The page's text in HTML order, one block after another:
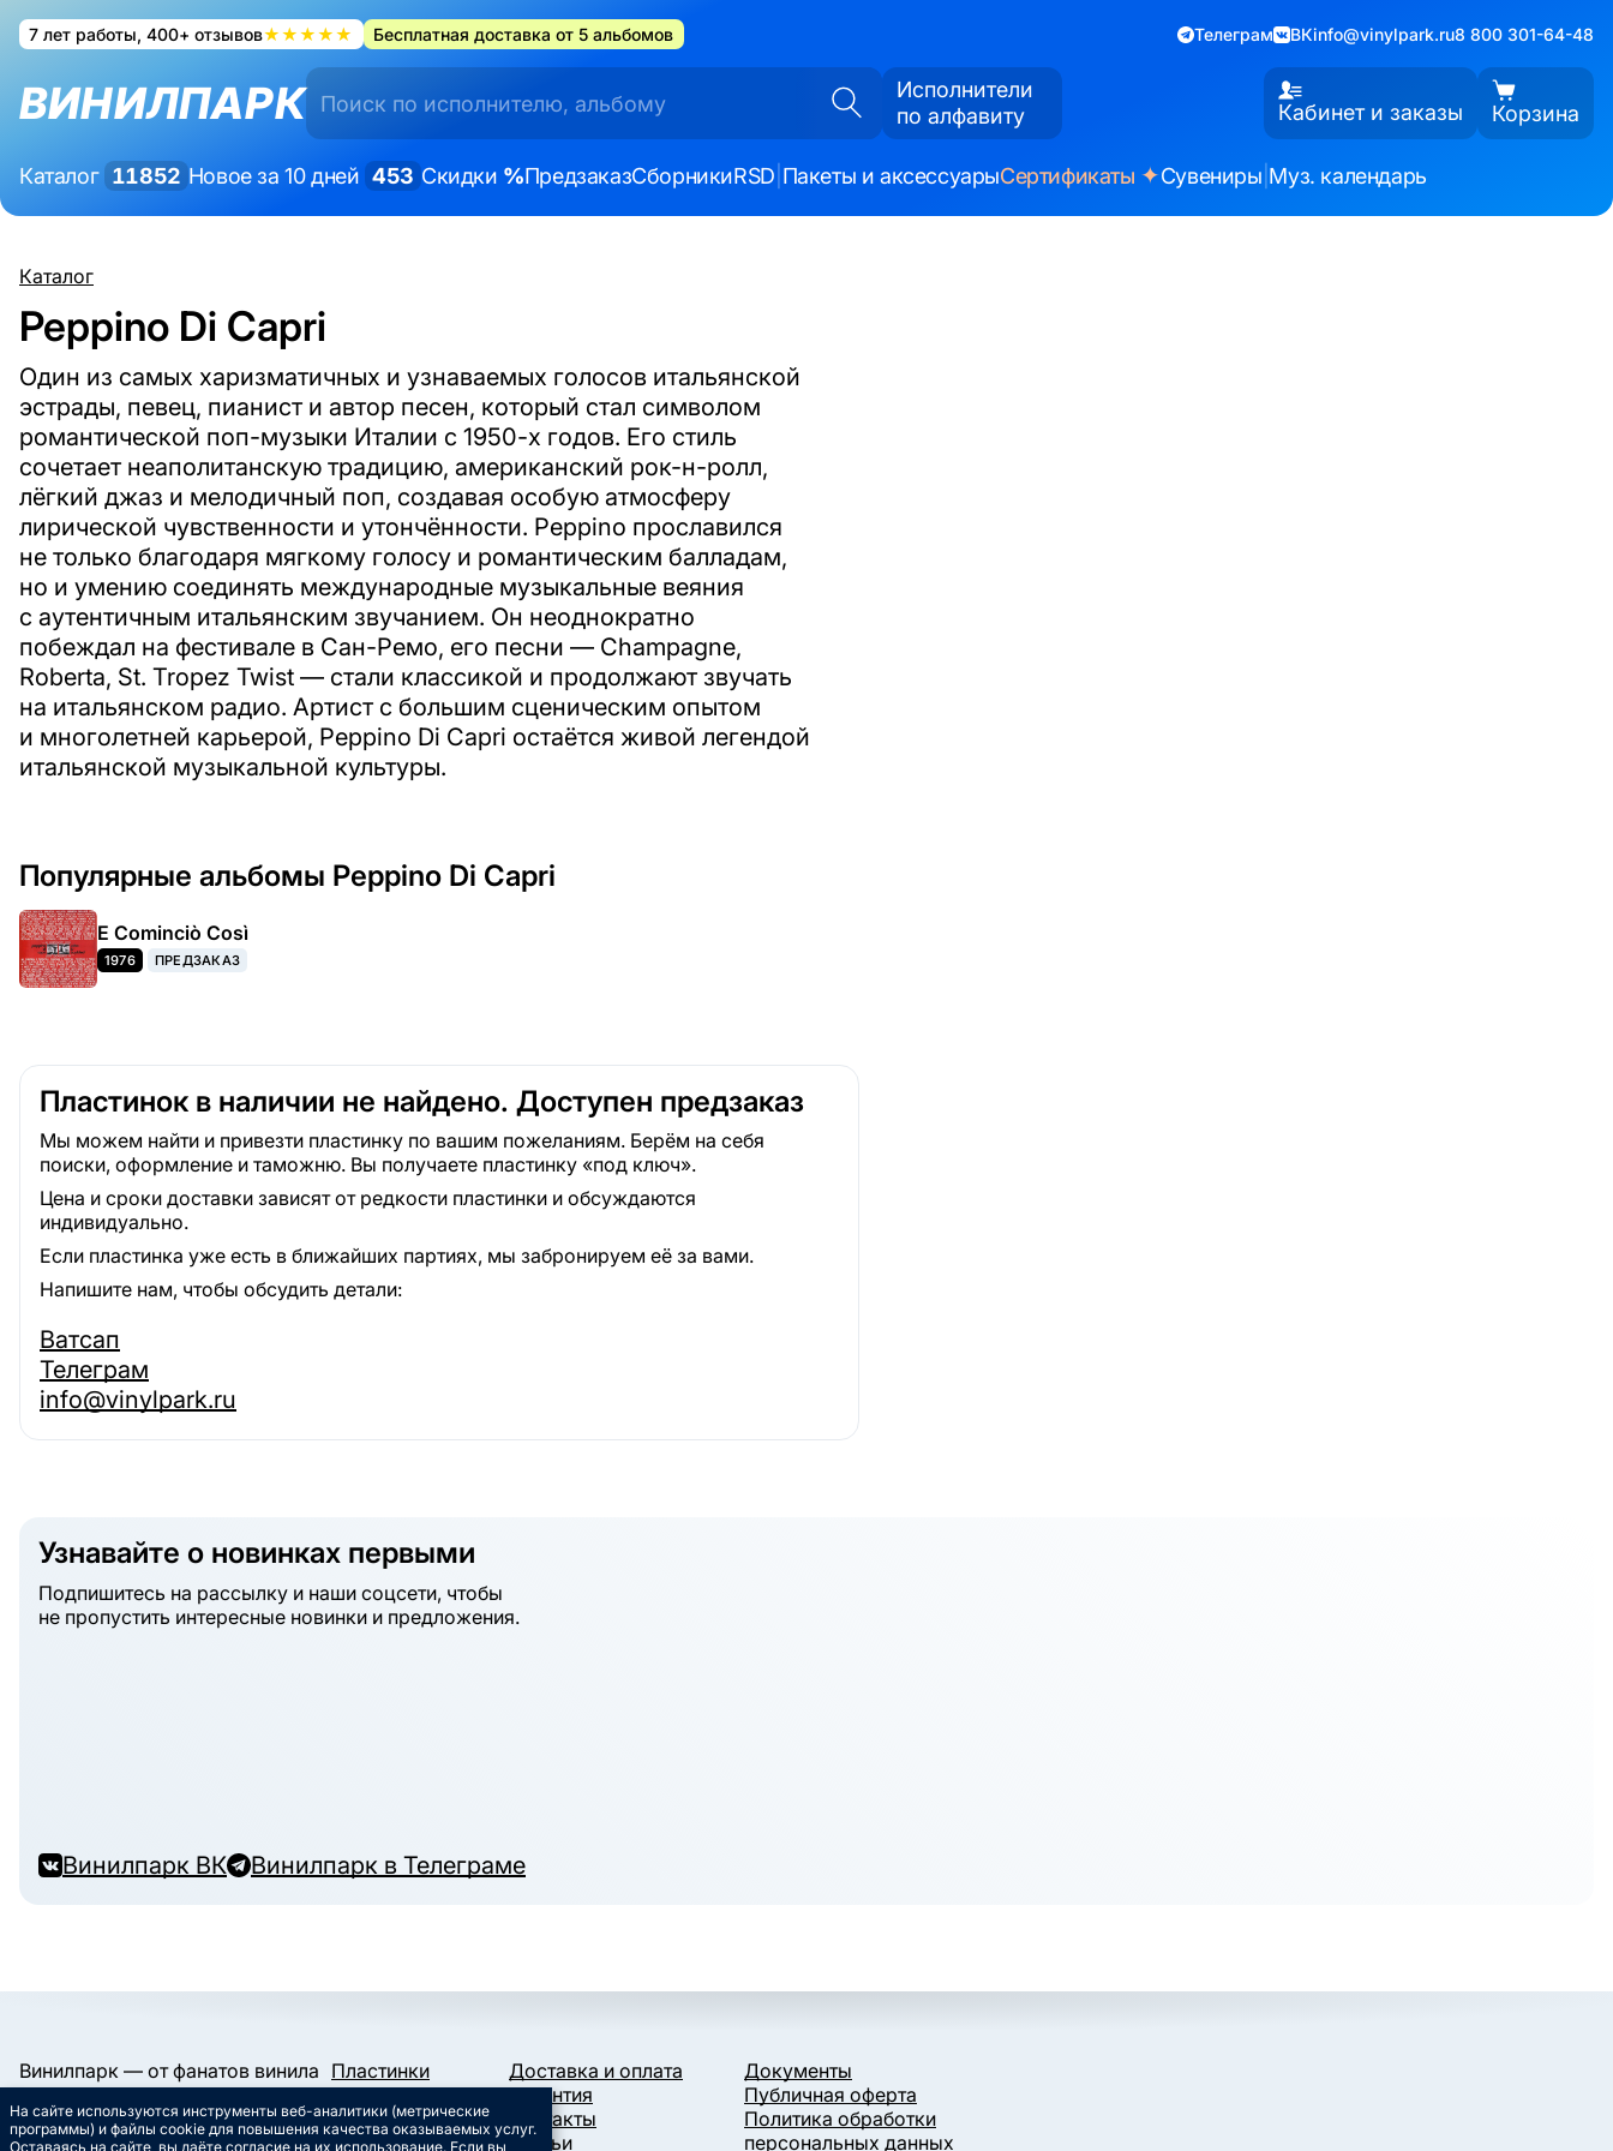
7 лет работы, 400+ отзывов★★★★★ Бесплатная доставка от 5 альбомов Телеграм ВКinfo@vinylpark.ru8 800 301-64-48
ВИНИЛПАРК
Исполнители
по алфавиту
Кабинет и заказы Корзина
Каталог 11852 Новое за 10 дней 453 Скидки %ПредзаказСборникиRSD Пакеты и аксессуарыСертификаты ✦Сувениры Муз. календарь
Каталог
Peppino Di Capri
Один из самых харизматичных и узнаваемых голосов итальянской
эстрады, певец, пианист и автор песен, который стал символом
романтической поп-музыки Италии с 1950-х годов. Его стиль
сочетает неаполитанскую традицию, американский рок-н-ролл,
лёгкий джаз и мелодичный поп, создавая особую атмосферу
лирической чувственности и утончённости. Peppino прославился
не только благодаря мягкому голосу и романтическим балладам,
но и умению соединять международные музыкальные веяния
с аутентичным итальянским звучанием. Он неоднократно
побеждал на фестивале в Сан-Ремо, его песни — Champagne,
Roberta, St. Tropez Twist — стали классикой и продолжают звучать
на итальянском радио. Артист с большим сценическим опытом
и многолетней карьерой, Peppino Di Capri остаётся живой легендой
итальянской музыкальной культуры.
Популярные альбомы Peppino Di Capri
E Cominciò Così
1976 ПРЕДЗАКАЗ
Пластинок в наличии не найдено. Доступен предзаказ
Мы можем найти и привезти пластинку по вашим пожеланиям. Берём на себя
поиски, оформление и таможню. Вы получаете пластинку «под ключ».
Цена и сроки доставки зависят от редкости пластинки и обсуждаются
индивидуально.
Если пластинка уже есть в ближайших партиях, мы забронируем её за вами.
Напишите нам, чтобы обсудить детали:
Ватсап
Телеграм
info@vinylpark.ru
Узнавайте о новинках первыми
Подпишитесь на рассылку и наши соцсети, чтобы
не пропустить интересные новинки и предложения.
Винилпарк ВК Винилпарк в Телеграме
Винилпарк — от фанатов винила
и для фанатов винила.
Работаем с 2019 года.
Пластинки
Конверты и пакеты
Слипматы
Сертификаты
Доставка и оплата
Гарантия
Контакты
Статьи
Документы
Публичная оферта
Политика обработки
персональных данных
На сайте используются инструменты веб-аналитики (метрические
программы) и файлы cookie для повышения качества оказываемых услуг.
Оставаясь на сайте, вы даёте согласие на их использование. Если вы